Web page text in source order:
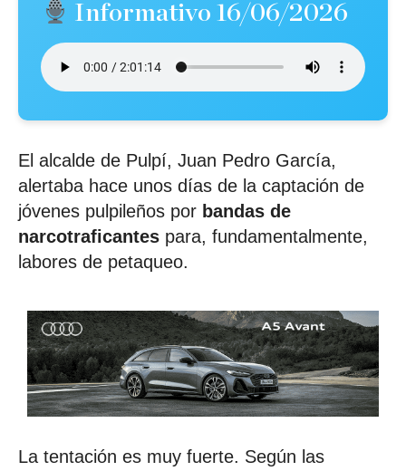
Informativo 16/06/2026
El alcalde de Pulpí, Juan Pedro García,
alertaba hace unos días de la captación de
jóvenes pulpileños por bandas de
narcotraficantes para, fundamentalmente,
labores de petaqueo.
La tentación es muy fuerte. Según las